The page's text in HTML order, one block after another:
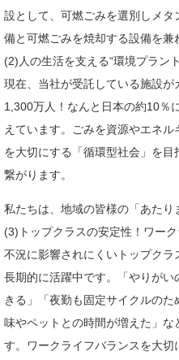
設として、可燃ごみを選別しメ
備と可燃ごみを焼却する設備を兼
(2)人の生活を支える“環境プラン
現在、当社が受託している施設
1,300万人！なんと日本の約10％
えています。ごみを資源やエネ
を大切にする「循環型社会」を
繋がります。
私たちは、地域の皆様の「あたり
(3)トップクラスの安定性！ワーク
不況に影響されにくいトップク
長期的に活躍中です。「やりが
きる」「夜勤も固定サイクルの
味やペットとの時間が増えた」な
す。ワークライフバランスを大切